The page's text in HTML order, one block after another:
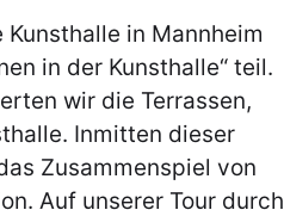
in Mannheim
in der Kunsthalle“ teil.
wir die Terrassen,
Inmitten dieser
Zusammenspiel von
Auf unserer Tour durch